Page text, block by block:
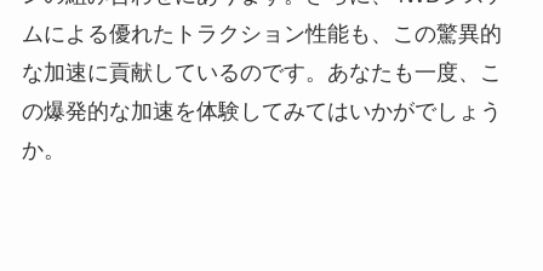
ムによる優れたトラクション性能も、この驚異的
な加速に貢献しているのです。あなたも一度、こ
の爆発的な加速を体験してみてはいかがでしょう
か。